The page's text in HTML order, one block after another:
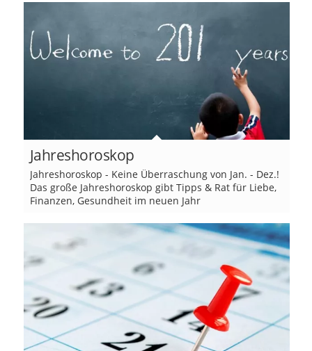
Jahreshoroskop
Jahreshoroskop - Keine Überraschung von Jan. - Dez.!
Das große Jahreshoroskop gibt Tipps & Rat für Liebe,
Finanzen, Gesundheit im neuen Jahr